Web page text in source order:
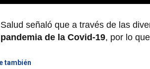
señaló que a través de las
de la Covid-19, por lo
también